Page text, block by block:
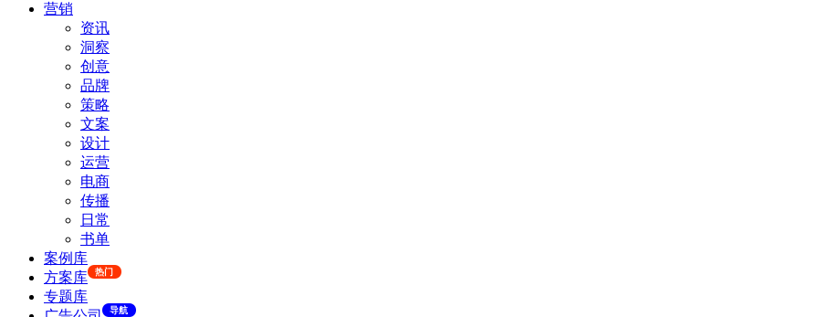
营销
资讯
洞察
创意
品牌
策略
文案
设计
运营
电商
传播
日常
书单
案例库
方案库
热门
专题库
导航